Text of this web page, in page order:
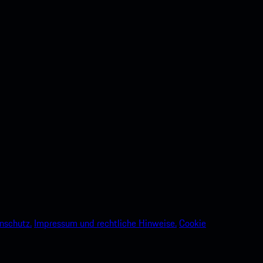
Impressum und rechtliche Hinweise.Cookie